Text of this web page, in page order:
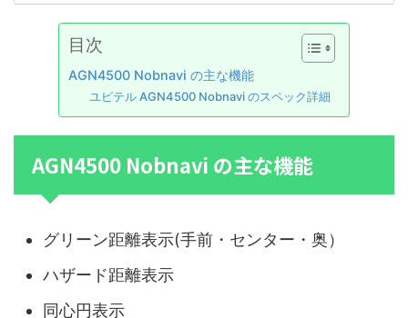
目次
AGN4500 Nobnavi の主な機能
ユピテル AGN4500 Nobnavi のスペック詳細
AGN4500 Nobnavi の主な機能
グリーン距離表示(手前・センター・奥）
ハザード距離表示
同心円表示